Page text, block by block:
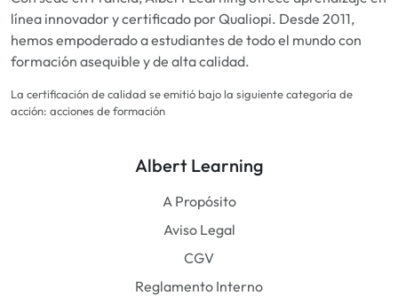
línea innovador y certificado por Qualiopi. Desde 2011,
hemos empoderado a estudiantes de todo el mundo con
formación asequible y de alta calidad.
La certificación de calidad se emitió bajo la siguiente categoría de
acción: acciones de formación
Albert Learning
A Propósito
Aviso Legal
CGV
Reglamento Interno